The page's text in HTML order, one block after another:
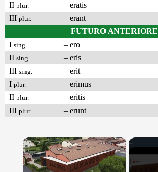
II plur.
– eratis
III plur.
– erant
FUTURO ANTERIORE
I sing.
– ero
II sing.
– eris
III sing.
– erit
I plur.
– erimus
II plur.
– eritis
III plur. – erunt
×